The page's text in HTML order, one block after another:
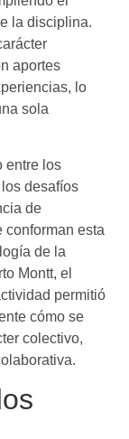
la disciplina.
aportes
lo
sola
entre los
desafíos
de
conforman esta
de la
Montt, el
permitió
cómo se
colectivo,